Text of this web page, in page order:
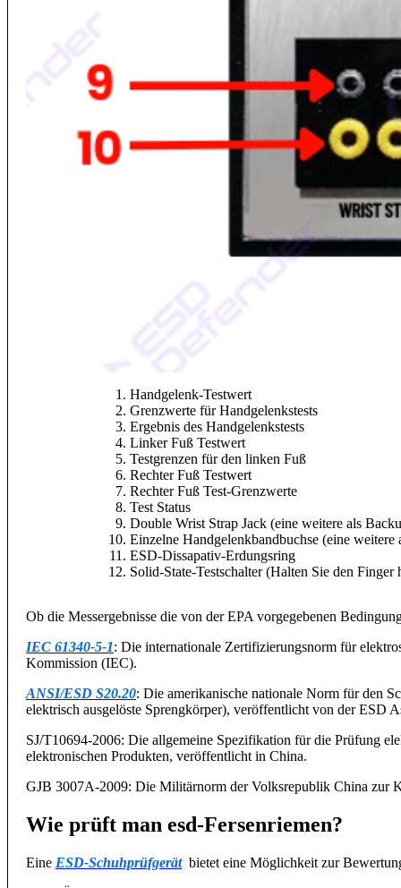
Handgelenk-Testwert
Grenzwerte für Handgelenkstests
Ergebnis des Handgelenkstests
Linker Fuß Testwert
Testgrenzen für den linken Fuß
Rechter Fuß Testwert
Rechter Fuß Test-Grenzwerte
Test Status
Double Wrist Strap Jack (eine weitere als
Einzelne Handgelenkbandbuchse (eine weitere
ESD-Dissapativ-Erdungsring
Solid-State-Testschalter (Halten Sie den Finger
Ob die Messergebnisse die von der EPA vorgegebenen
IEC 61340-5-1: Die internationale Zertifizierungsnorm für
Kommission (IEC).
ANSI/ESD S20.20: Die amerikanische nationale Norm für den
elektrisch ausgelöste Sprengkörper), veröffentlicht von der ESD
SJ/T10694-2006: Die allgemeine Spezifikation für die Prüfung
elektronischen Produkten, veröffentlicht in China.
GJB 3007A-2009: Die Militärnorm der Volksrepublik China zur
Wie prüft man esd-Fersenriemen?
Eine ESD-Schuhprüfgerätbietet eine Möglichkeit zur